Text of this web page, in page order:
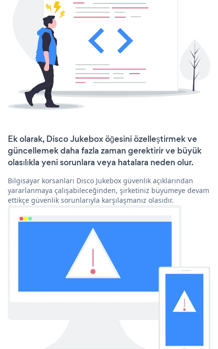
Ek olarak, Disco Jukebox öğesini özelleştirmek ve
güncellemek daha fazla zaman gerektirir ve büyük
olasılıkla yeni sorunlara veya hatalara neden olur.
Bilgisayar korsanları Disco Jukebox güvenlik açıklarından
yararlanmaya çalışabileceğinden, şirketiniz büyümeye devam
ettikçe güvenlik sorunlarıyla karşılaşmanız olasıdır.